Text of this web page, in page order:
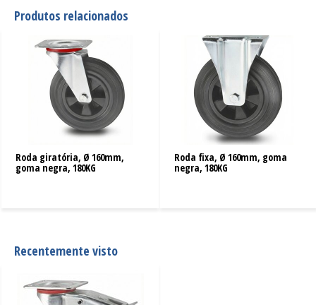
Produtos relacionados
Roda giratória, Ø 160mm,
goma negra, 180KG
Roda fixa, Ø 160mm, goma
negra, 180KG
Recentemente visto